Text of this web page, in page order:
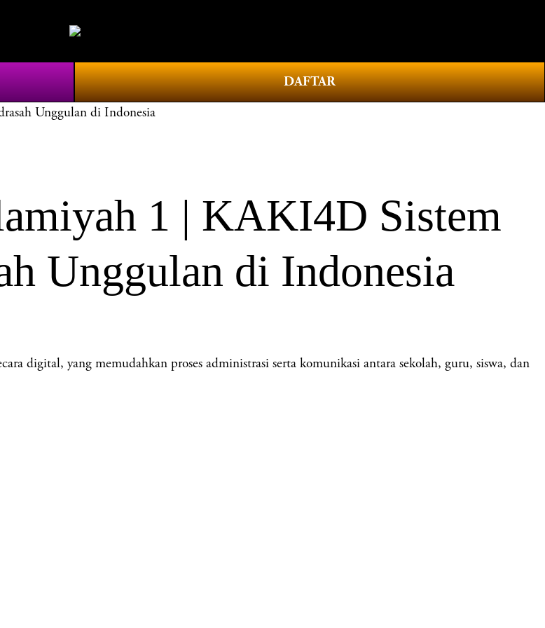
DAFTAR
Unggulan di Indonesia
1 | KAKI4D Sistem
Unggulan di Indonesia
digital, yang memudahkan proses administrasi serta komunikasi antara sekolah, guru, siswa, dan